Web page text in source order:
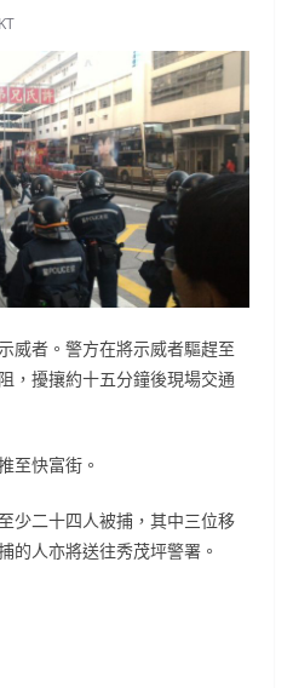
威者。警方在將示威者驅趕至
，擾攘約十五分鐘後現場交通
至快富街。
少二十四人被捕，其中三位移
的人亦將送往秀茂坪警署。